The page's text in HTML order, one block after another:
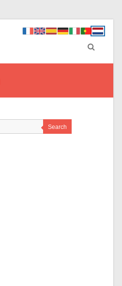
Search